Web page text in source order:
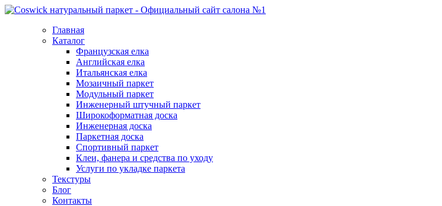
Главная
Каталог
Французская елка
Английская елка
Итальянская елка
Мозаичный паркет
Модульный паркет
Инженерный штучный паркет
Широкоформатная доска
Инженерная доска
Паркетная доска
Спортивный паркет
Клеи, фанера и средства по уходу
Услуги по укладке паркета
Текстуры
Блог
Контакты